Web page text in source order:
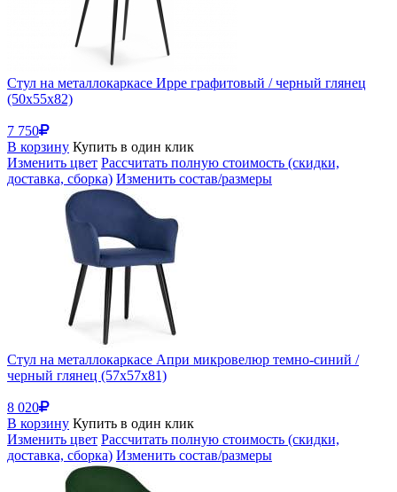
Стул на металлокаркасе Ирре графитовый / черный глянец
(50x55x82)
7 750
В корзину Купить в один клик
Изменить цвет Рассчитать полную стоимость (скидки,
доставка, сборка) Изменить состав/размеры
Стул на металлокаркасе Апри микровелюр темно-синий /
черный глянец (57x57x81)
8 020
В корзину Купить в один клик
Изменить цвет Рассчитать полную стоимость (скидки,
доставка, сборка) Изменить состав/размеры